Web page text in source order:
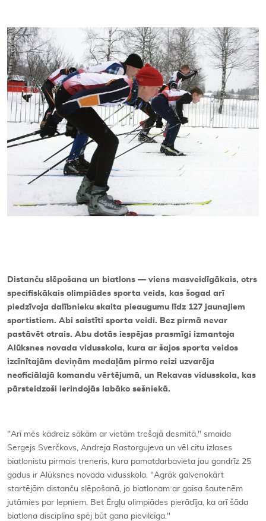
Distanču slēpošana un biatlons — viens masveidīgākais, otrs
specifiskākais olimpiādes sporta veids, kas šogad arī
piedzīvoja dalībnieku skaita pieaugumu līdz 127 jaunajiem
sportistiem. Abi saistīti sporta veidi. Bez pirmā nevar
pastāvēt otrais. Abu dotās iespējas prasmīgi izmantoja
Alūksnes novada vidusskola, kura ar šajos sporta veidos
izcīnītajām deviņām medaļām pirmo reizi uzvarēja
neoficiālajā komandu vērtējumā, un Rekavas vidusskola, kas
pārsteidzoši ierindojās labāko sešniekā.
"Arī mēs kādreiz sākām ar vietām trešajā desmitā," smaida
Sergejs Sverčkovs, Andreja Rastorgujeva un vēl citu izlases
biatlonistu pirmais treneris, kura pamatdarbavieta jau gandrīz 25
gadus ir Alūksnes novada vidusskola. "Agrāk galvenokārt
startējām distanču slēpošanā, jo biatlonam ar gaisa šautenēm
jutāmies par lepniem. Bet Ērgļu olimpiādes pierādīja, ka arī šāda
biatlona disciplīna spēj būt gana pievilcīga."